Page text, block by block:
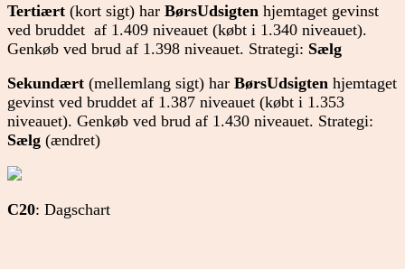
Tertiært (kort sigt) har BørsUdsigten hjemtaget gevinst
ved bruddet af 1.409 niveauet (købt i 1.340 niveauet).
Genkøb ved brud af 1.398 niveauet. Strategi: Sælg
Sekundært (mellemlang sigt) har BørsUdsigten hjemtaget
gevinst ved bruddet af 1.387 niveauet (købt i 1.353
niveauet). Genkøb ved brud af 1.430 niveauet. Strategi:
Sælg (ændret)
C20: Dagschart